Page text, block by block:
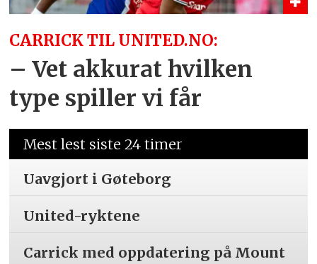
CARRICK TIL UNITED.NO:
– Vet akkurat hvilken
type spiller vi får
Mest lest siste 24 timer
Uavgjort i Gøteborg
United-ryktene
Carrick med oppdatering på Mount